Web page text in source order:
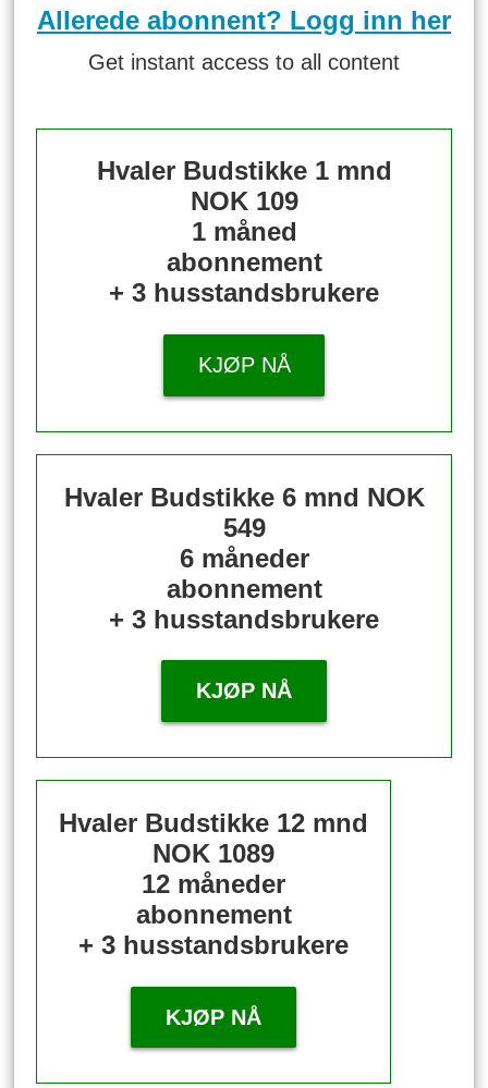
Allerede abonnent? Logg inn her
Get instant access to all content
Hvaler Budstikke 1 mnd
NOK 109
1 måned
abonnement
+ 3 husstandsbrukere
KJØP NÅ
Hvaler Budstikke 6 mnd NOK
549
6 måneder
abonnement
+ 3 husstandsbrukere
KJØP NÅ
Hvaler Budstikke 12 mnd
NOK 1089
12 måneder
abonnement
+ 3 husstandsbrukere
KJØP NÅ